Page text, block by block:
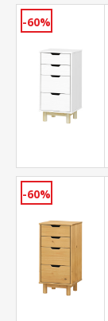
-60%
-60%